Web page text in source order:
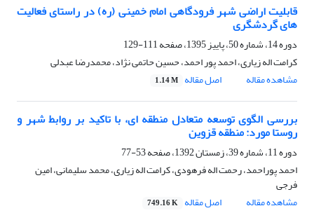
قابلیت اراضی شهر فرودگاهی امام خمینی (ره) در راستای فعالیت
های گردشگری
دوره 14، شماره 50، پاییز 1395، صفحه
111-129
کرامت اله زیاری، احمد پور احمد، حسین حاتمی نژاد، محمدرضا عبدلی
مشاهده مقاله
اصل مقاله 1.14 M
بررسی الگوی توسعه متعادل منطقه ای، با تاکید بر روابط شهر و
روستا مورد: منطقه قزوین
دوره 11، شماره 39، زمستان 1392، صفحه
53-77
احمد پوراحمد، رحمت اله فرهودی، کرامت اله زیاری، محمد سلیمانی، امین
فرجی
مشاهده مقاله
اصل مقاله 749.16 K